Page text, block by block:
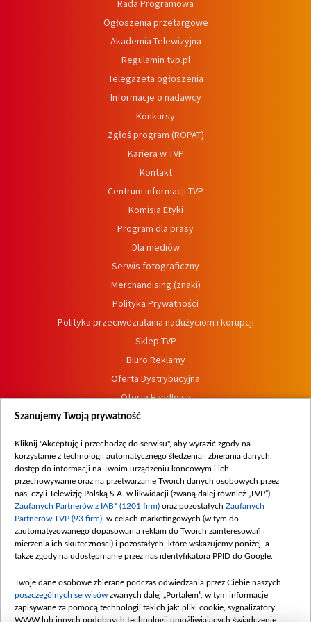
Rada Programowa
Ogłoszenia przetargowe
Akademia Telewizyjna
Regulamin tvp.pl
Telegazeta ogłoszenia
Informacje o nadawcy
Konkursy
Zgłoś program (ROPAT)
Kariera w TVP
Kontakt
Centrum informacji TVP
Komisja Etyki
Program dla prasy
Dla mediów
Serwis fotograficzny
Merchandising (znaki)
Polityka Prywatności
Polityka przeciwdziałania nadużyciom i korupcji
Sklep TVP
Biuro Reklamy
Oferta Dystrybucyjna
Oferta Handlowa
Dostępność
Procedura zgłoszeń wewnętrznych
Szanujemy Twoją prywatność
Kliknij "Akceptuję i przechodzę do serwisu", aby wyrazić zgody na
korzystanie z technologii automatycznego śledzenia i zbierania danych,
dostęp do informacji na Twoim urządzeniu końcowym i ich
przechowywanie oraz na przetwarzanie Twoich danych osobowych przez
nas, czyli Telewizję Polską S.A. w likwidacji (zwaną dalej również „TVP”),
Zaufanych Partnerów z IAB* (1201 firm) oraz pozostałych Zaufanych
Partnerów TVP (93 firm) , w celach marketingowych (w tym do
zautomatyzowanego dopasowania reklam do Twoich zainteresowań i
mierzenia ich skuteczności) i pozostałych, które wskazujemy poniżej, a
także zgody na udostępnianie przez nas identyfikatora PPID do Google.
Twoje dane osobowe zbierane podczas odwiedzania przez Ciebie naszych
poszczególnych serwisów zwanych dalej „Portalem”, w tym informacje
zapisywane za pomocą technologii takich jak: pliki cookie, sygnalizatory
WWW lub innych podobnych technologii umożliwiających świadczenie